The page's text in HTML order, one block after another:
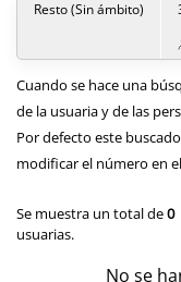
Resto (Sin ámbito)
Cuando se hace una
de la usuaria y de las
Por defecto este
modificar el número en
Se muestra un total de0
usuarias.
No se